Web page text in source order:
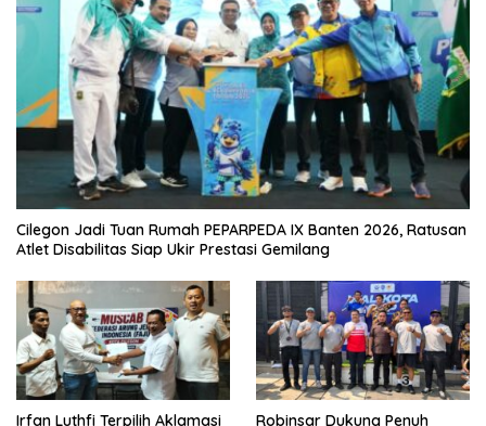
Cilegon Jadi Tuan Rumah PEPARPEDA IX Banten 2026, Ratusan
Atlet Disabilitas Siap Ukir Prestasi Gemilang
Irfan Luthfi Terpilih Aklamasi
Robinsar Dukung Penuh